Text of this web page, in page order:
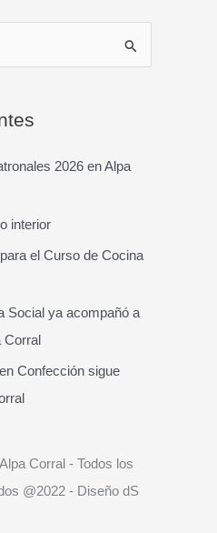
2026 en Alpa
interior
el Curso de Cocina
Social ya acompañó a
Corral
Confección sigue
Corral - Todos los
@2022 - Diseño dS